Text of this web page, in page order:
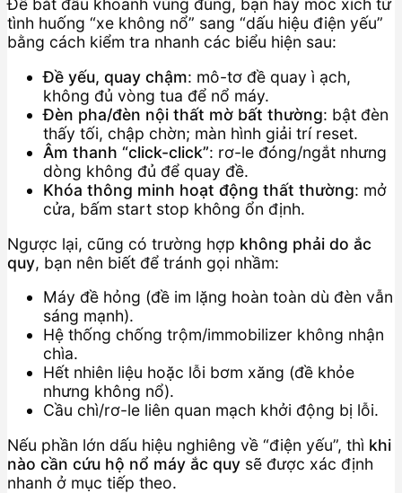
Để bắt đầu khoanh vùng đúng, bạn hãy móc xích từ
tình huống “xe không nổ” sang “dấu hiệu điện yếu”
bằng cách kiểm tra nhanh các biểu hiện sau:
Đề yếu, quay chậm: mô-tơ đề quay ì ạch,
không đủ vòng tua để nổ máy.
Đèn pha/đèn nội thất mờ bất thường: bật đèn
thấy tối, chập chờn; màn hình giải trí reset.
Âm thanh “click-click”: rơ-le đóng/ngắt nhưng
dòng không đủ để quay đề.
Khóa thông minh hoạt động thất thường: mở
cửa, bấm start stop không ổn định.
Ngược lại, cũng có trường hợp không phải do ắc
quy, bạn nên biết để tránh gọi nhầm:
Máy đề hỏng (đề im lặng hoàn toàn dù đèn vẫn
sáng mạnh).
Hệ thống chống trộm/immobilizer không nhận
chìa.
Hết nhiên liệu hoặc lỗi bơm xăng (đề khỏe
nhưng không nổ).
Cầu chì/rơ-le liên quan mạch khởi động bị lỗi.
Nếu phần lớn dấu hiệu nghiêng về “điện yếu”, thì khi
nào cần cứu hộ nổ máy ắc quy sẽ được xác định
nhanh ở mục tiếp theo.